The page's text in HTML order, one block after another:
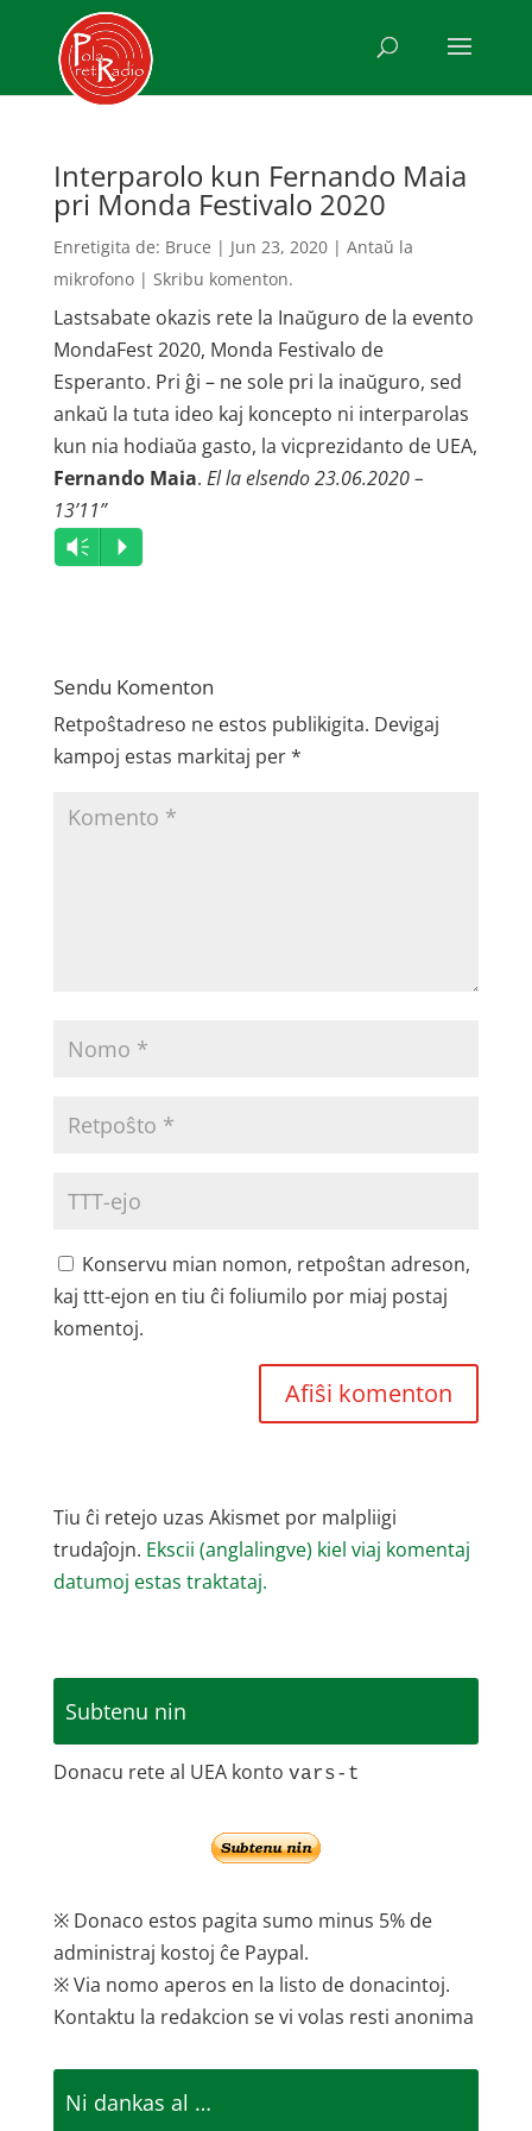
Interparolo kun Fernando Maia
pri Monda Festivalo 2020
Enretigita de: Bruce | Jun 23, 2020| Antaŭ la
mikrofono| Skribu komenton.
Lastsabate okazis rete la Inaŭguro de la evento
MondaFest 2020, Monda Festivalo de
Esperanto. Pri ĝi – ne sole pri la inaŭguro, sed
ankaŭ la tuta ideo kaj koncepto ni interparolas
kun nia hodiaŭa gasto, la vicprezidanto de UEA,
Fernando Maia. El la elsendo 23.06.2020 –
13’11”
Audio
Player
Vm P
Sendu Komenton
Retpoŝtadreso ne estos publikigita. Devigaj
kampoj estas markitaj per*
Konservu mian nomon, retpoŝtan adreson,
kaj ttt-ejon en tiu ĉi foliumilo por miaj postaj
komentoj.
Tiu ĉi retejo uzas Akismet por malpliigi
trudaĵojn. Ekscii (anglalingve) kiel viaj komentaj
datumoj estas traktataj.
Subtenu nin
Donacu rete al UEA konto vars-t
※ Donaco estos pagita sumo minus 5% de
administraj kostoj ĉe Paypal.
※ Via nomo aperos en la listo de donacintoj.
Kontaktu la redakcion se vi volas resti anonima
Ni dankas al …